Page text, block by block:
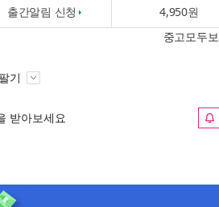
출간알림 신청 4,950원
중고모두
기
받아보세요